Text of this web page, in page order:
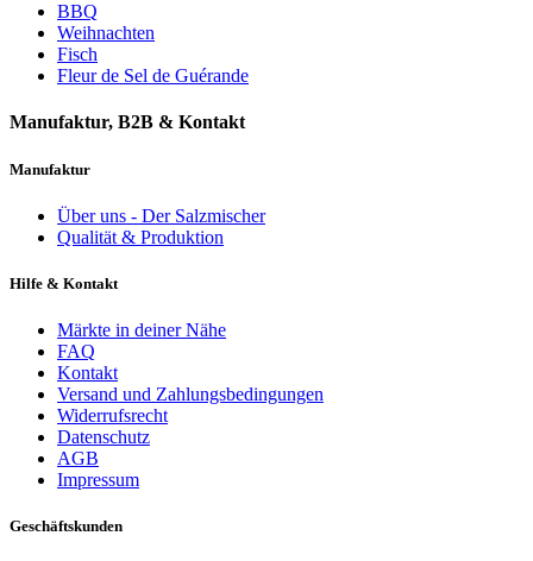
BBQ
Weihnachten
Fisch
Fleur de Sel de Guérande
Manufaktur, B2B & Kontakt
Manufaktur
Über uns - Der Salzmischer
Qualität & Produktion
Hilfe & Kontakt
Märkte in deiner Nähe
FAQ
Kontakt
Versand und Zahlungsbedingungen
Widerrufsrecht
Datenschutz
AGB
Impressum
Geschäftskunden